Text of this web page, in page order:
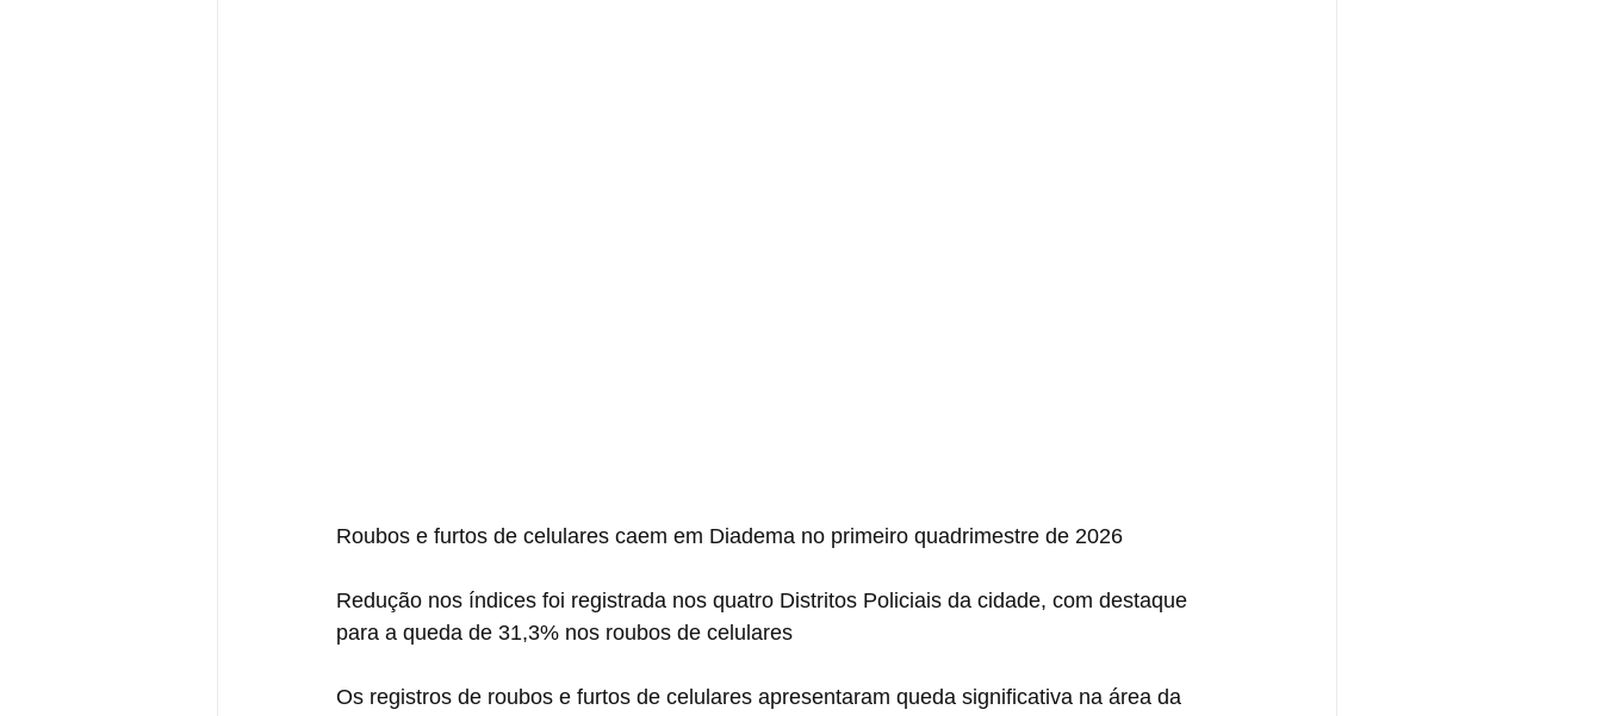
Roubos e furtos de celulares caem em Diadema no primeiro quadrimestre de 2026
Redução nos índices foi registrada nos quatro Distritos Policiais da cidade, com destaque
para a queda de 31,3% nos roubos de celulares
Os registros de roubos e furtos de celulares apresentaram queda significativa na área da